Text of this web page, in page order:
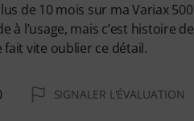
de 10 mois sur ma Variax
à l’usage, mais c’est histoire
fait vite oublier ce détail.
SIGNALER L'ÉVALUATION